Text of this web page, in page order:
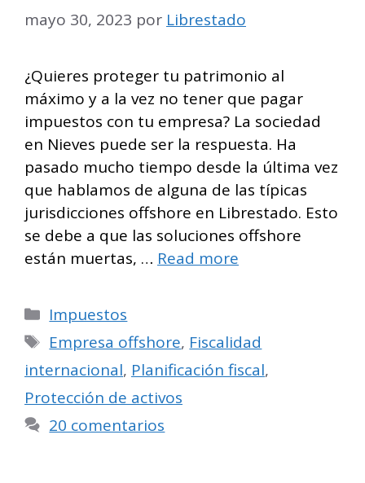
mayo 30, 2023 por Librestado
¿Quieres proteger tu patrimonio al
máximo y a la vez no tener que pagar
impuestos con tu empresa? La sociedad
en Nieves puede ser la respuesta. Ha
pasado mucho tiempo desde la última vez
que hablamos de alguna de las típicas
jurisdicciones offshore en Librestado. Esto
se debe a que las soluciones offshore
están muertas, … Read more
Categorías
Impuestos
Etiquetas
Empresa offshore, Fiscalidad
internacional, Planificación fiscal,
Protección de activos
20 comentarios